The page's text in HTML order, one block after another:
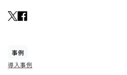
事例
導入事例